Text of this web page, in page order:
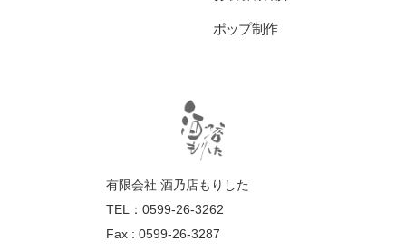
ポップ制作
有限会社 酒乃店もりした
TEL：0599-26-3262
Fax : 0599-26-3287